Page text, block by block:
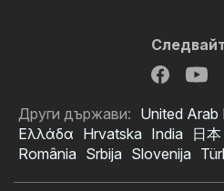
Други държави: United Arab
Ελλάδα Hrvatska India 日本
România Srbija Slovenija